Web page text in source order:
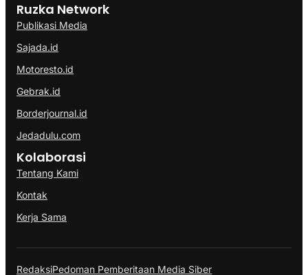
Ruzka Network
Publikasi Media
Sajada.id
Motoresto.id
Gebrak.id
Borderjournal.id
Jedadulu.com
Kolaborasi
Tentang Kami
Kontak
Kerja Sama
RedaksiPedoman Pemberitaan Media Siber